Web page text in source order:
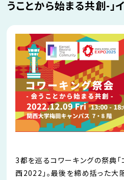
うことから始まる共創-」
3都を巡るコワーキングの祭典
西2022」。最後を締め括った大